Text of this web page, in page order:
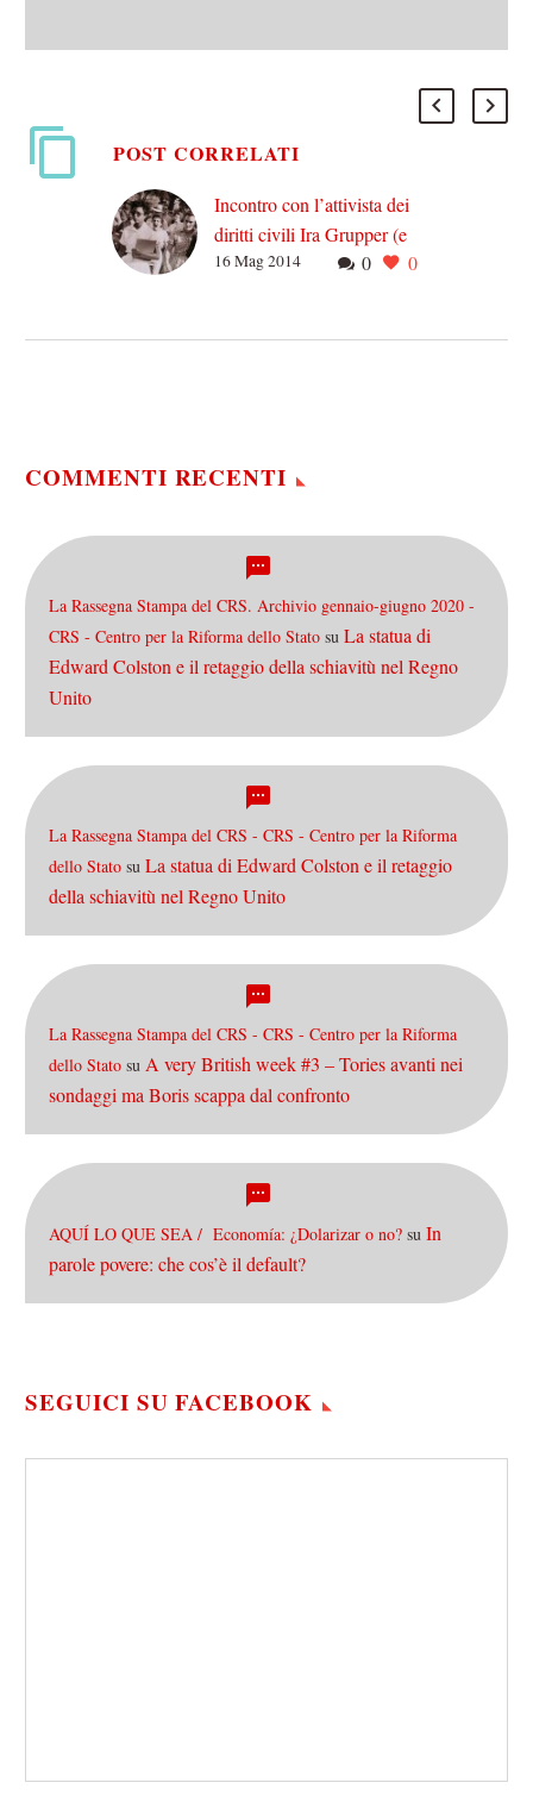
POST CORRELATI
Incontro con l’attivista dei
diritti civili Ira Grupper (e
tutte le sue anime) 0 0
16 Mag 2014
COMMENTI RECENTI
La Rassegna Stampa del CRS. Archivio gennaio-giugno 2020 -
CRS - Centro per la Riforma dello Stato su La statua di
Edward Colston e il retaggio della schiavitù nel Regno
Unito
La Rassegna Stampa del CRS - CRS - Centro per la Riforma
dello Stato su La statua di Edward Colston e il retaggio
della schiavitù nel Regno Unito
La Rassegna Stampa del CRS - CRS - Centro per la Riforma
dello Stato su A very British week #3 – Tories avanti nei
sondaggi ma Boris scappa dal confronto
AQUÍ LO QUE SEA / Economía: ¿Dolarizar o no? su In
parole povere: che cos’è il default?
SEGUICI SU FACEBOOK